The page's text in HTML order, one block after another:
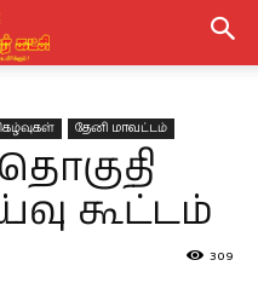
தேனி மாவட்டம்
கூட்டம்
309